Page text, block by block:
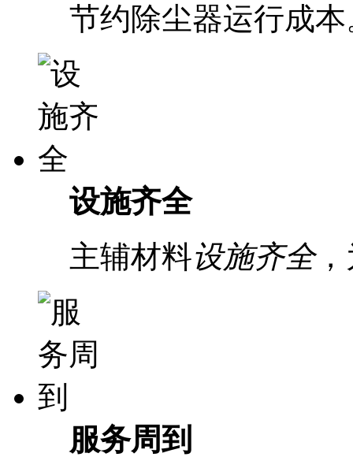
节约除尘器运行成本
设施齐全
主辅材料设施齐全，
服务周到